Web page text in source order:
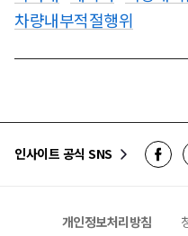
차량내부적절행위
인사이트 공식 SNS
개인정보처리방침